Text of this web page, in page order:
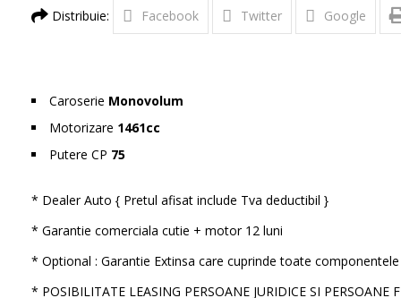
Distribuie: Facebook Twitter Google
Caroserie Monovolum
Motorizare 1461cc
Putere CP 75
* Dealer Auto { Pretul afisat include Tva deductibil }
* Garantie comerciala cutie + motor 12 luni
* Optional : Garantie Extinsa care cuprinde toate
* POSIBILITATE LEASING PERSOANE JURIDICE SI PERSOANE